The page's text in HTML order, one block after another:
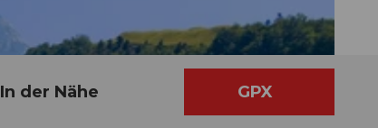
In der Nähe GPX